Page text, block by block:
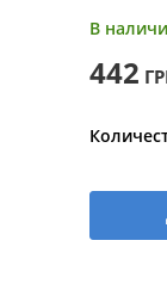
В
442